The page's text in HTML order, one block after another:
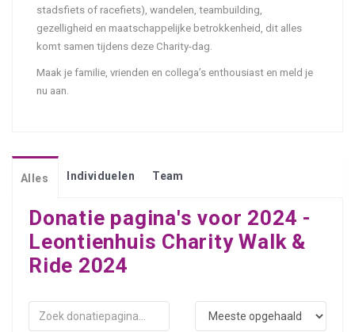
stadsfiets of racefiets), wandelen, teambuilding,
gezelligheid en maatschappelijke betrokkenheid, dit alles
komt samen tijdens deze Charity-dag.
Maak je familie, vrienden en collega’s enthousiast en meld je
nu aan.
Alles Individuelen Team
Donatie pagina's voor 2024 -
Leontienhuis Charity Walk &
Ride 2024